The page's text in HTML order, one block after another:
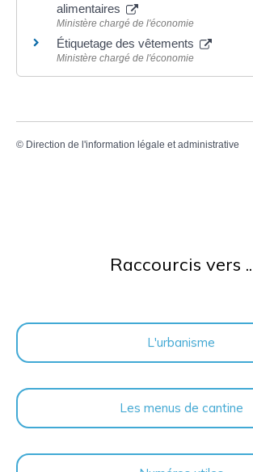
alimentaires
Ministère chargé de l'économie
Étiquetage des vêtements
Ministère chargé de l'économie
© Direction de l'information légale et administrative
Raccourcis vers ..
L'urbanisme
Les menus de cantine